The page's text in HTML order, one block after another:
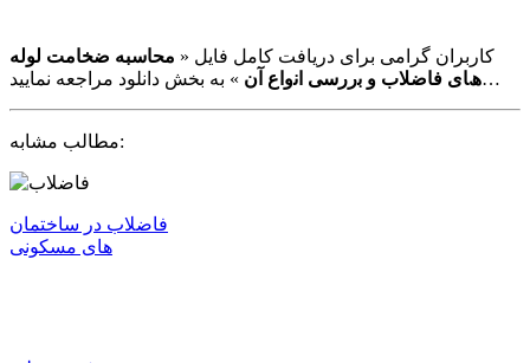
کاربران گرامی برای دریافت کامل فایل « محاسبه ضخامت لوله
ھﺎی ﻓﺎﺿﻼب و ﺑررﺳﯽ اﻧواع آن» به بخش دانلود مراجعه نمایید…
مطالب مشابه:
ﻓﺎﺿﻼب در ﺳﺎﺧﺘﻤﺎن
های ﻣﺴﮑﻮﻧﯽ